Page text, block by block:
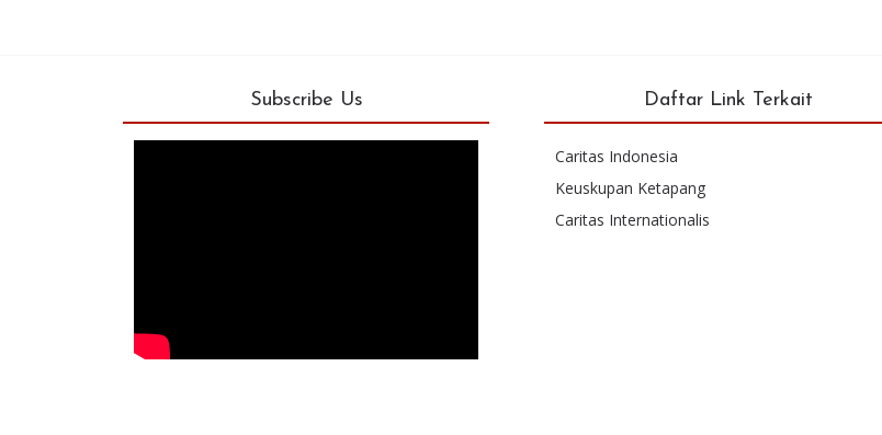
Subscribe Us Daftar Link Terkait
Caritas Indonesia
Keuskupan Ketapang
Caritas Internationalis